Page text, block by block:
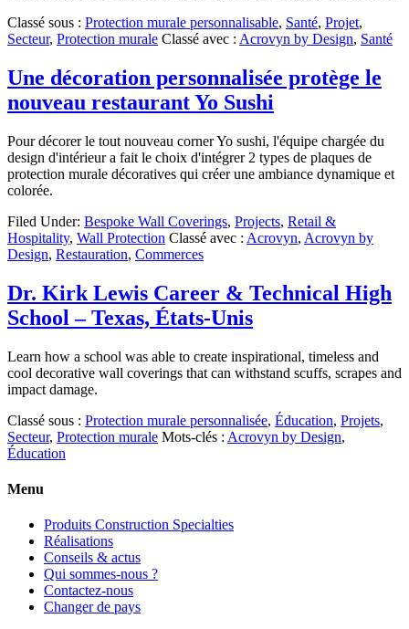
Classé sous : Protection murale personnalisable, Santé, Projet,
Secteur, Protection murale Classé avec : Acrovyn by Design, Santé
Une décoration personnalisée protège le
nouveau restaurant Yo Sushi
Pour décorer le tout nouveau corner Yo sushi, l'équipe chargée du
design d'intérieur a fait le choix d'intégrer 2 types de plaques de
protection murale décoratives qui créer une ambiance dynamique et
colorée.
Filed Under: Bespoke Wall Coverings, Projects, Retail &
Hospitality, Wall Protection Classé avec : Acrovyn, Acrovyn by
Design, Restauration, Commerces
Dr. Kirk Lewis Career & Technical High
School – Texas, États-Unis
Learn how a school was able to create inspirational, timeless and
cool decorative wall coverings that can withstand scuffs, scrapes and
impact damage.
Classé sous : Protection murale personnalisée, Éducation, Projets,
Secteur, Protection murale Mots-clés : Acrovyn by Design,
Éducation
Menu
Produits Construction Specialties
Réalisations
Conseils & actus
Qui sommes-nous ?
Contactez-nous
Changer de pays